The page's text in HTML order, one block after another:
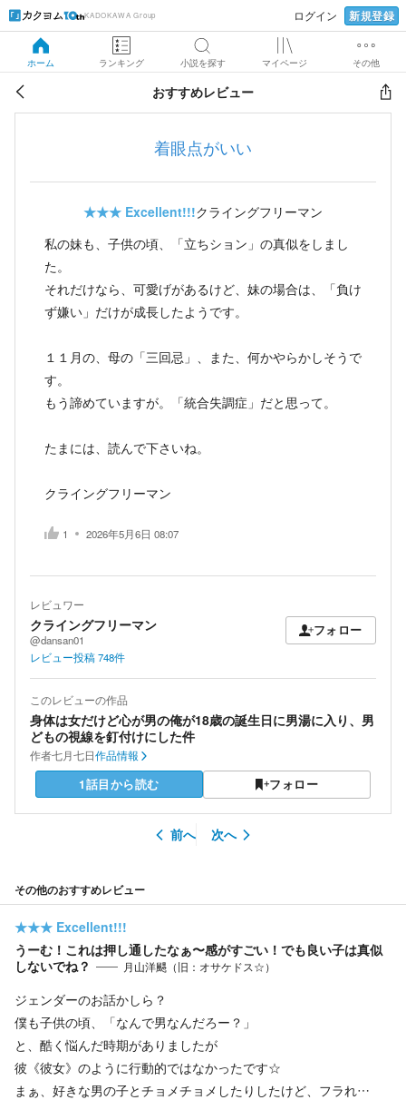
KADOKAWA Group ログイン 新規登録
ホーム ランキング 小説を探す マイページ その他
おすすめレビュー
着眼点がいい
★★★ Excellent!!!クライングフリーマン
私の妹も、子供の頃、「立ちション」の真似をしまし
た。
それだけなら、可愛げがあるけど、妹の場合は、「負け
ず嫌い」だけが成長したようです。
１１月の、母の「三回忌」、また、何かやらかしそうで
す。
もう諦めていますが。「統合失調症」だと思って。
たまには、読んで下さいね。
クライングフリーマン
1 2026年5月6日 08:07
レビュワー
クライングフリーマン
@dansan01
フォロー
レビュー投稿748件
このレビューの作品
身体は女だけど心が男の俺が18歳の誕生日に男湯に入り、男
どもの視線を釘付けにした件
作者七月七日作品情報
1話目から読む フォロー
前へ 次へ
その他のおすすめレビュー
★★★ Excellent!!!
うーむ！これは押し通したなぁ〜感がすごい！でも良い子は真似
しないでね？
月山洋颸（旧：オサケドス☆）
ジェンダーのお話かしら？
僕も子供の頃、「なんで男なんだろー？」
と、酷く悩んだ時期がありましたが
彼《彼女》のように行動的ではなかったです☆
まぁ、好きな男の子とチョメチョメしたりしたけど、フラれ…